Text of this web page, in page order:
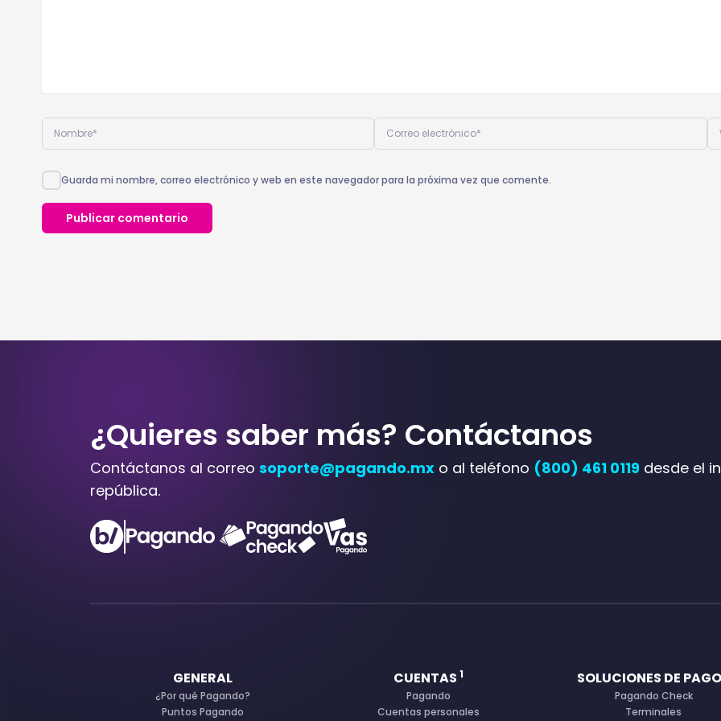
Nombre*
Correo
electrónico*
Guarda mi nombre, correo electrónico y web en este navegador para la próxima vez que comente.
¿Quieres saber más? Contáctanos
Contáctanos al correo soporte@pagando.mx o al teléfono (800) 461 0119 desde el
república.
GENERAL
¿Por qué Pagando?
Puntos Pagando
CUENTAS 1
Pagando
Cuentas personales
SOLUCIONES DE
Pagando Check
Terminales